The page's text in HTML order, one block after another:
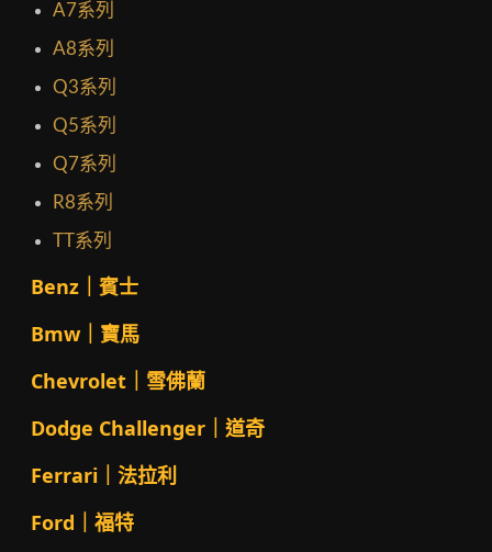
A7系列
A8系列
Q3系列
Q5系列
Q7系列
R8系列
TT系列
Benz｜賓士
Bmw｜寶馬
Chevrolet｜雪佛蘭
Dodge Challenger｜道奇
Ferrari｜法拉利
Ford｜福特